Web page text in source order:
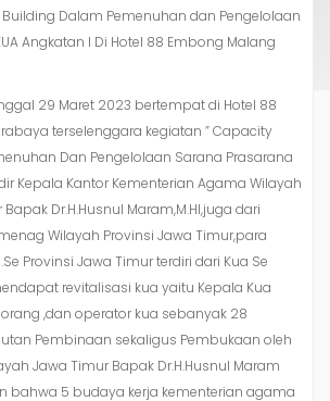
Dalam Pemenuhan dan Pengelolaan
Angkatan I Di Hotel 88 Embong Malang
29 Maret 2023 bertempat di Hotel 88
terselenggara kegiatan ” Capacity
Dan Pengelolaan Sarana Prasarana
Kepala Kantor Kementerian Agama Wilayah
Dr.H.Husnul Maram,M.HI,juga dari
Wilayah Provinsi Jawa Timur,para
Provinsi Jawa Timur terdiri dari Kua Se
revitalisasi kua yaitu Kepala Kua
,dan operator kua sebanyak 28
Pembinaan sekaligus Pembukaan oleh
Jawa Timur Bapak Dr.H.Husnul Maram
bahwa 5 budaya kerja kementerian agama